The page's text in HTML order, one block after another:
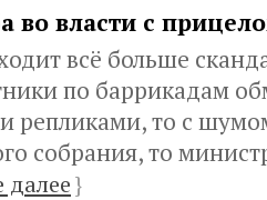
во власти с
всё больше
по баррикадам
репликами, то с
собрания, то
далее}